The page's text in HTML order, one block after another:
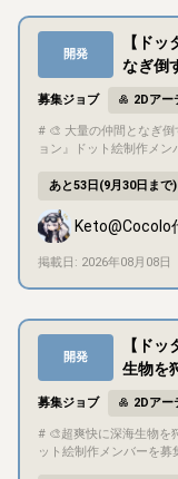
レクション 開発環境：
現在、プロットはほぼ
０％程度）していますが
る予定です。 ゲームスクリプト部分はまだ着手しておらず、本文完成次第、
ームコレクションで公開
、制作メンバーのモチ
女性向けノベルゲーム
定や世界観、シナリオ
グなども交えてポップに進みます。 ## 担当いただき
ーター様 メインキャラ
あれば相談したいです。 ## コミュニケーション方法 コミュニケーションは
基本的にDiscordで行い
かはお任せします。 こちらの進捗は週１程度では共有する予定ですが、ガチ
開発
【ド
なぎ倒
募集ジョブ 2Dアー
# 🎨 大量の仲間となぎ
ョン』ドット絵制作メンバーを募集！ ## 📄 自己
年4月リリース予定のオリジナルゲーム **『
ンジニア１名と私で制作しています。 今回はゲ
いただける **『ドッター / Pixel Artist』**の方を募集いたします！ > 「自分
の描いたドット絵でゲーム世界を彩りた
たい！」 > という方も大歓迎です。お気軽にご相談ください。 --- ## 📌 募集
概要 - **募集職種：** ドッター（Pixel Artist） - **求める人物像：** - 円滑に
コミュニケーションを取れる方 - 本作に興味を持っていただ
たち - **ジャンル：** ヴ
ト） - **開発環境・ツール：** - **ゲームエンジン：**
管理：** Discord - **制作ツール：** Photoshop、各種AIツール ### 🌟 ゲ
ーム内容 画面を埋め尽くすほどのモンスターの大群を、個性豊かな仲間の行
ゲームです！ - ⚔️ **多様な職業の勇者たち：** 戦士、魔法使い、忍者、召喚
師、さらにはイカサマ
あと53日(9月30日まで)
Keto@Cocolo
掲載日: 2026年08月08日
開発
【ド
生物を
募集ジョブ 2Dアー
# 🎨超爽快に深海生物を
ット絵制作メンバーを募集！ ## 📄 自己紹介 はじめまして！ 企画